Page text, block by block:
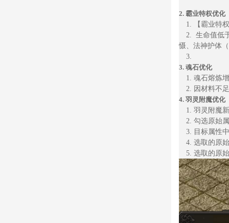
2. 霸业特权优化
1.
【霸业特
2. 生命值低
慑、法神护体
3.
3. 魂石优化
1. 魂石熔炼
2. 因材料不
4. 羽灵附魔优化
1. 羽灵附魔
2. 勾选原始
3. 目标属性
4. 选取的原
5. 选取的原